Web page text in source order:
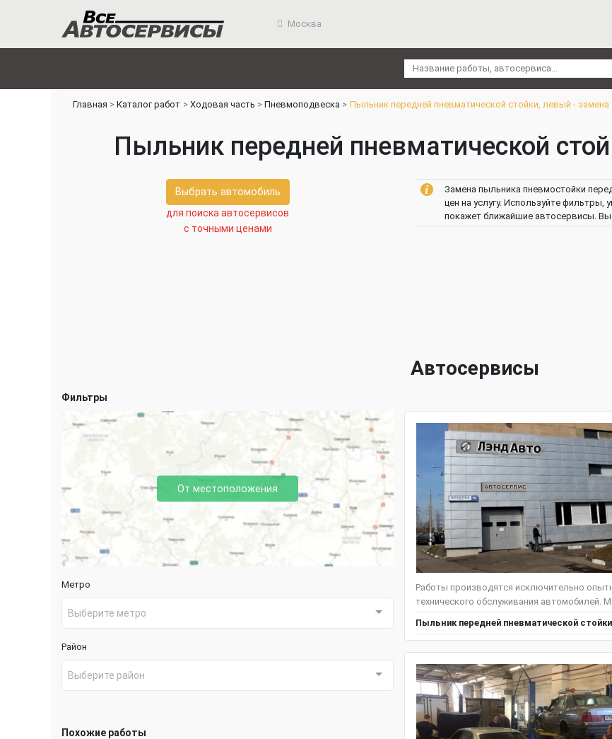
Москва
Главная Каталог работ Ходовая часть Пневмоподвеска Пыльник передней пневматической стойки, левый - замена
Пыльник передней пневматической
Выбрать автомобиль
для поиска автосервисов
с точными ценами
Замена пыльника пневмостойки
цен на услугу. Используйте
покажет ближайшие автосервисы. Вы
Автосервисы
Фильтры
От местоположения
Метро
Выберите метро
Район
Выберите район
Похожие работы
Работы производятся исключительно
технического обслуживания автомобилей.
Пыльник передней пневматической